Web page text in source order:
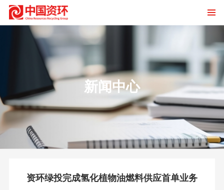
新闻中心
资环绿投完成氢化植物油燃料供应首单业务